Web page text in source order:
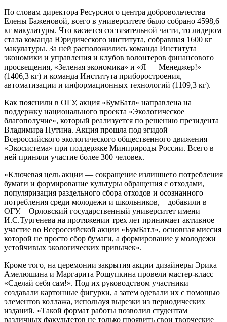
По словам директора Ресурсного центра добровольчества
Елены Баженовой, всего в университете было собрано 4598,6
кг макулатуры. Что касается состязательной части, то лидером
стала команда Юридического института, собравшая 1600 кг
макулатуры. За ней расположились команда Института
экономики и управления и клубов волонтеров финансового
просвещения, «Зеленая экономика» и «Я — Менеджер!»
(1406,3 кг) и команда Института приборостроения,
автоматизации и информационных технологий (1109,3 кг).
Как пояснили в ОГУ, акция «БумБатл» направлена на
поддержку национального проекта «Экологическое
благополучие», который реализуется по решению президента
Владимира Путина. Акция прошла под эгидой
Всероссийского экологического общественного движения
«Экосистема» при поддержке Минприроды России. Всего в
ней приняли участие более 300 человек.
«Ключевая цель акции — сокращение излишнего потребления
бумаги и формирование культуры обращения с отходами,
популяризация раздельного сбора отходов и осознанного
потребления среди молодежи и школьников, – добавили в
ОГУ. – Орловский государственный университет имени
И.С.Тургенева на протяжении трех лет принимает активное
участие во Всероссийской акции «БумБатл», основная миссия
которой не просто сбор бумаги, а формирование у молодежи
устойчивых экологических привычек».
Кроме того, на церемонии закрытия акции дизайнеры Эрика
Амелюшина и Маргарита Рощупкина провели мастер-класс
«Сделай себя сам!». Под их руководством участники
создавали картонные фигурки, а затем одевали их с помощью
элементов коллажа, используя вырезки из периодических
изданий. «Такой формат работы позволил студентам
различных факультетов не только проявить свои творческие